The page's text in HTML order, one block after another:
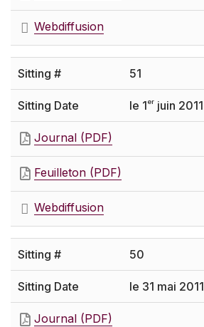
Webdiffusion
51
le 1er juin 2011
Journal (PDF)
Feuilleton (PDF)
Webdiffusion
50
le 31 mai 2011
Journal (PDF)